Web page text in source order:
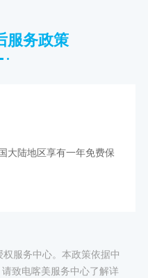
服务政策
大陆地区享有一年免费保
服务中心。本政策依据中
致电喀美服务中心了解详